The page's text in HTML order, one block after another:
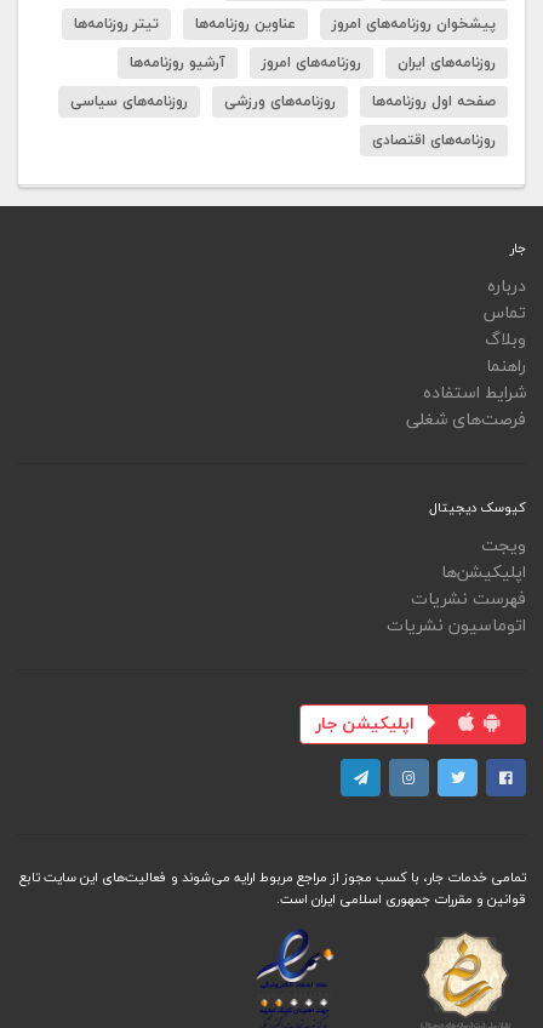
پیشخوان روزنامه‌های امروز
عناوین روزنامه‌ها
تیتر روزنامه‌ها
روزنامه‌های ایران
روزنامه‌های امروز
آرشیو روزنامه‌ها
صفحه اول روزنامه‌ها
روزنامه‌های ورزشی
روزنامه‌های سیاسی
روزنامه‌های اقتصادی
جار
درباره
تماس
وبلاگ
راهنما
شرایط استفاده
فرصت‌های شغلی
کیوسک دیجیتال
ویجت
اپلیکیشن‌ها
فهرست نشریات
اتوماسیون نشریات
اپلیکیشن جار
تمامی خدمات جار، با کسب مجوز از مراجع مربوط ارایه می‌شوند و فعاليت‌های اين سايت تابع
قوانين و مقررات جمهوری اسلامی ايران است.